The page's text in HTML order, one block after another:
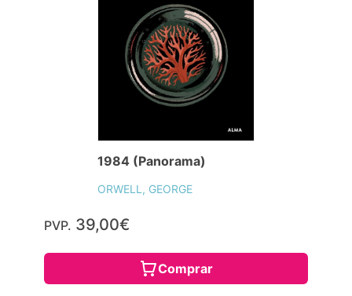
1984 (Panorama)
ORWELL, GEORGE
PVP. 39,00€
Comprar